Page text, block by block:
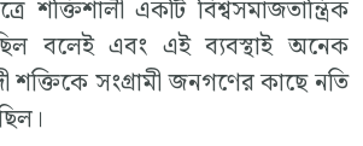
শক্তিশালী একটি বিশ্বসমাজতান্ত্রিক
ছিল বলেই এবং এই ব্যবস্থাই অনেক
শক্তিকে সংগ্রামী জনগণের কাছে নতি